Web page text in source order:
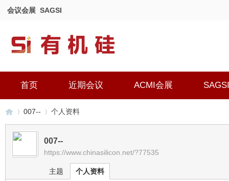
会议会展 SAGSI
首页 近期会议 ACMI会展 SAGSI
有›
007-- 个人资料
007--
https://www.chinasilicon.net/?77535
主题 个人资料